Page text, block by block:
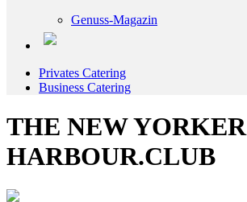
Genuss-Magazin
Privates Catering
Business Catering
THE NEW YORKER
HARBOUR.CLUB